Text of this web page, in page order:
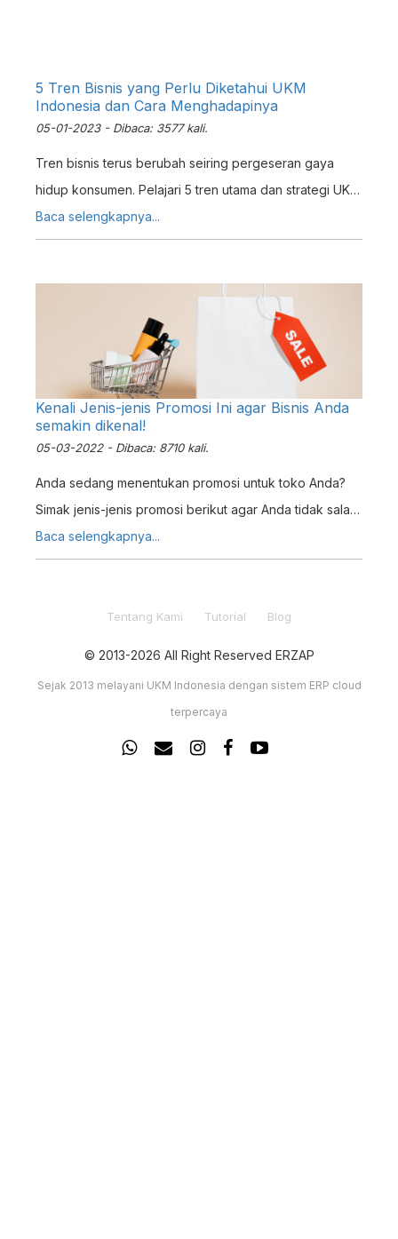
5 Tren Bisnis yang Perlu Diketahui UKM
Indonesia dan Cara Menghadapinya
05-01-2023 - Dibaca: 3577 kali.
Tren bisnis terus berubah seiring pergeseran gaya
hidup konsumen. Pelajari 5 tren utama dan strategi UKM
menghadapinya dengan sistem ERP.
Baca selengkapnya...
Kenali Jenis-jenis Promosi Ini agar Bisnis Anda
semakin dikenal!
05-03-2022 - Dibaca: 8710 kali.
Anda sedang menentukan promosi untuk toko Anda?
Simak jenis-jenis promosi berikut agar Anda tidak salah
pilih.
Baca selengkapnya...
Tentang Kami Tutorial Blog
© 2013-2026 All Right Reserved ERZAP
Sejak 2013 melayani UKM Indonesia dengan sistem ERP cloud
terpercaya